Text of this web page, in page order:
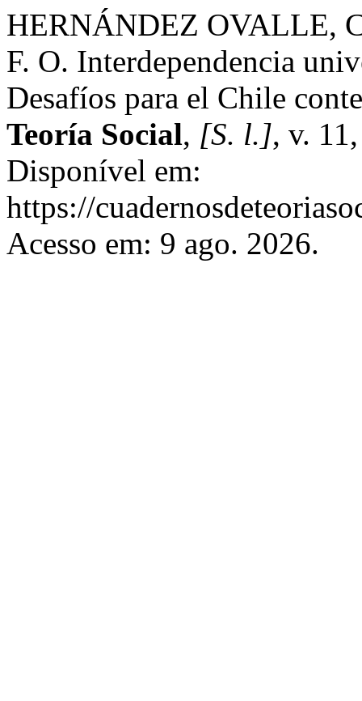
HERNÁNDEZ OVALLE,
F. O. Interdependencia
Desafíos para el Chile
Teoría Social, [S. l.], v.
Disponível em:
https://
Acesso em: 9 ago. 2026.